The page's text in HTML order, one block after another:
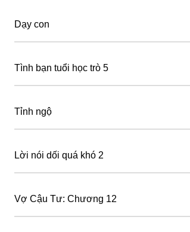
Dạy con
Tình bạn tuổi học trò 5
Tỉnh ngộ
Lời nói dối quá khó 2
Vợ Cậu Tư: Chương 12